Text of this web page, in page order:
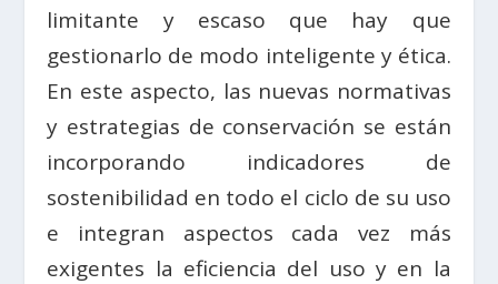
limitante y escaso que hay que
gestionarlo de modo inteligente y ética.
En este aspecto, las nuevas normativas
y estrategias de conservación se están
incorporando indicadores de
sostenibilidad en todo el ciclo de su uso
e integran aspectos cada vez más
exigentes la eficiencia del uso y en la